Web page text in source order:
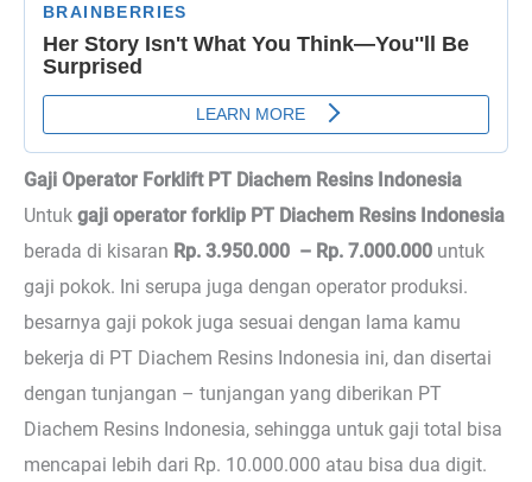
Gaji Operator Forklift PT Diachem Resins Indonesia
Untuk gaji operator forklip PT Diachem Resins Indonesia
berada di kisaran Rp. 3.950.000 – Rp. 7.000.000 untuk
gaji pokok. Ini serupa juga dengan operator produksi.
besarnya gaji pokok juga sesuai dengan lama kamu
bekerja di PT Diachem Resins Indonesia ini, dan disertai
dengan tunjangan – tunjangan yang diberikan PT
Diachem Resins Indonesia, sehingga untuk gaji total bisa
mencapai lebih dari Rp. 10.000.000 atau bisa dua digit.